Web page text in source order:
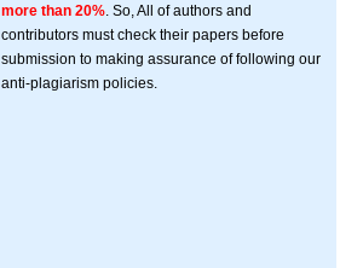
more than 20% . So, All of authors and
contributors must check their papers before
submission to making assurance of following our
anti-plagiarism policies.